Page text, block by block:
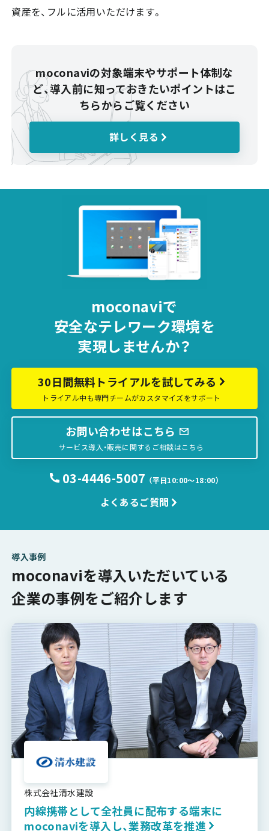
資産を、フルに活用いただけます。
moconaviの対象端末やサポート体制な
ど、導入前に知っておきたいポイントはこ
ちらからご覧ください
詳しく見る
moconaviで
安全なテレワーク環境を
実現しませんか？
30日間無料トライアルを試してみる
トライアル中も専門チームがカスタマイズをサポート
お問い合わせはこちら
サービス導入・販売に関するご相談はこちら
03-4446-5007 （平日10:00〜18:00）
よくあるご質問
導入事例
moconaviを導入いただいている
企業の事例をご紹介します
株式会社清水建設
内線携帯として全社員に配布する端末に
moconaviを導入し、業務改革を推進